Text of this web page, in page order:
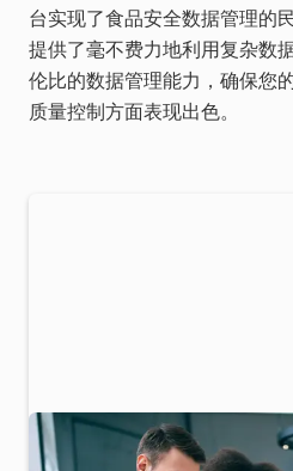
台实现了食品安全数据管理的
提供了毫不费力地利用复杂数
伦比的数据管理能力，确保您
质量控制方面表现出色。